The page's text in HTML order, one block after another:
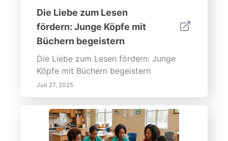
Die Liebe zum Lesen
fördern: Junge Köpfe mit
Büchern begeistern
Die Liebe zum Lesen fördern: Junge
Köpfe mit Büchern begeistern
Jun 27, 2025